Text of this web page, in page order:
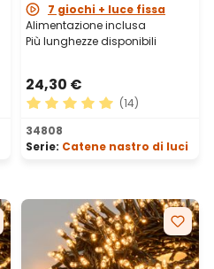
su 5 stelle
7 giochi + luce fissa
Alimentazione inclusa
Più lunghezze disponibili
24,30 €
Valutazione media di 5 su
(14)
34808
Serie: Catene nastro di luci